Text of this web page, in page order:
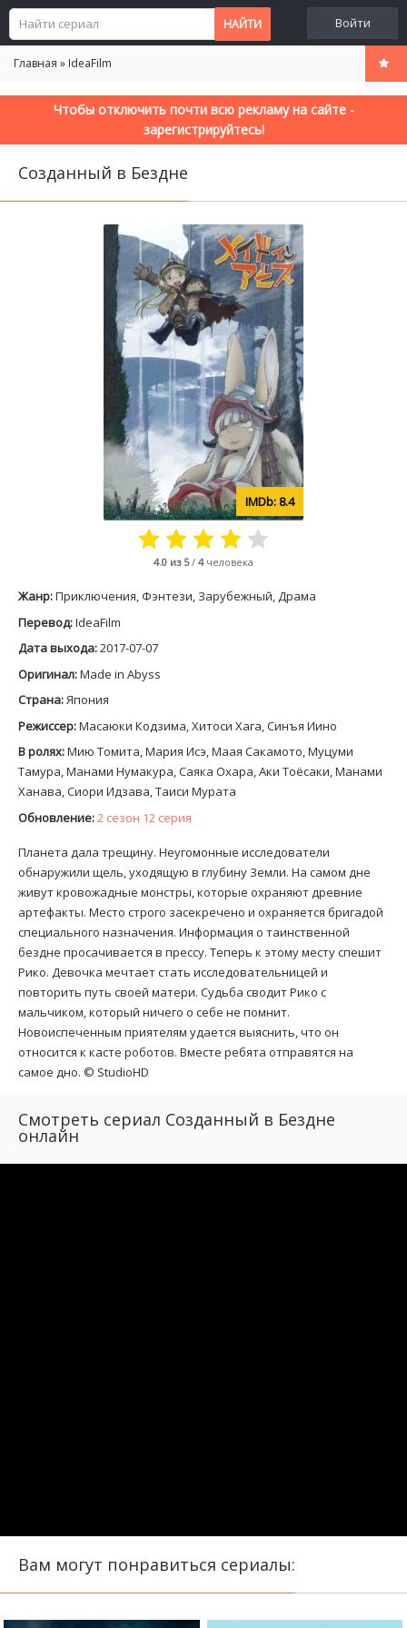
Войти
Главная » IdeaFilm
Чтобы отключить почти всю рекламу на сайте -
зарегистрируйтесь!
Созданный в Бездне
8.4
4.0 из 5/ 4 человека
Жанр:Приключения, Фэнтези, Зарубежный, Драма
Перевод:IdeaFilm
Дата выхода:2017-07-07
Оригинал:Made in Abyss
Страна:Япония
Режиссер:Масаюки Кодзима, Хитоси Хага, Синъя Иино
В ролях:Мию Томита, Мария Исэ, Маая Сакамото, Муцуми
Тамура, Манами Нумакура, Саяка Охара, Аки Тоёсаки, Манами
Ханава, Сиори Идзава, Таиси Мурата
Обновление:2 сезон 12 серия
Планета дала трещину. Неугомонные исследователи
обнаружили щель, уходящую в глубину Земли. На самом дне
живут кровожадные монстры, которые охраняют древние
артефакты. Место строго засекречено и охраняется бригадой
специального назначения. Информация о таинственной
бездне просачивается в прессу. Теперь к этому месту спешит
Рико. Девочка мечтает стать исследовательницей и
повторить путь своей матери. Судьба сводит Рико с
мальчиком, который ничего о себе не помнит.
Новоиспеченным приятелям удается выяснить, что он
относится к касте роботов. Вместе ребята отправятся на
самое дно. © StudioHD
Смотреть сериал Созданный в Бездне
онлайн
Вам могут понравиться сериалы: